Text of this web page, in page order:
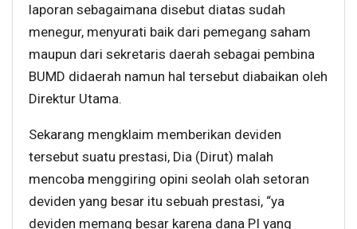
laporan sebagaimana disebut diatas sudah
menegur, menyurati baik dari pemegang saham
maupun dari sekretaris daerah sebagai pembina
BUMD didaerah namun hal tersebut diabaikan oleh
Direktur Utama.
Sekarang mengklaim memberikan deviden
tersebut suatu prestasi, Dia (Dirut) malah
mencoba menggiring opini seolah olah setoran
deviden yang besar itu sebuah prestasi, “ya
deviden memang besar karena dana PI yang